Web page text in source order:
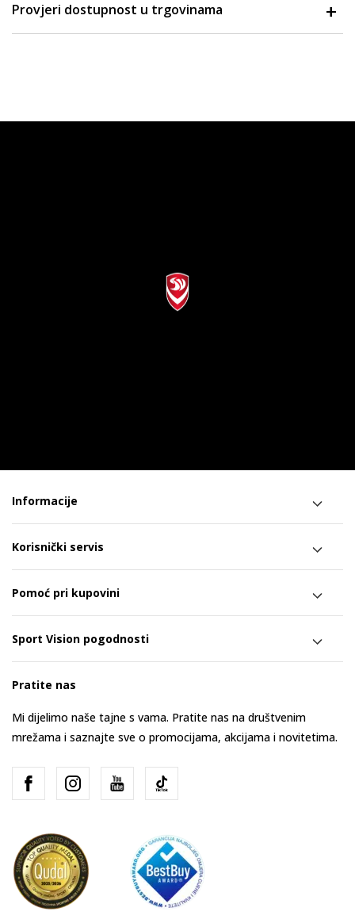
Provjeri dostupnost u trgovinama
Informacije
Korisnički servis
Pomoć pri kupovini
Sport Vision pogodnosti
Pratite nas
Mi dijelimo naše tajne s vama. Pratite nas na društvenim
mrežama i saznajte sve o promocijama, akcijama i novitetima.